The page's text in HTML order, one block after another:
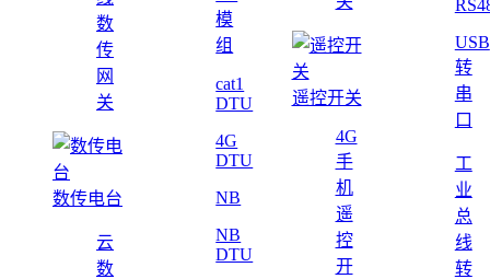
数
传
网
关
数传电台
云
数
模
组
cat1
DTU
4G
DTU
NB
NB
DTU
遥控开关
4G
手
机
遥
控
开
USB
转
串
口
工
业
总
线
转